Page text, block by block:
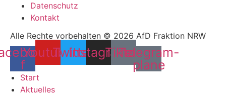
Datenschutz
Kontakt
Alle Rechte vorbehalten © 2026 AfD Fraktion NRW
f
YoutubeTwitter
Instagram
Tiktok
Telegram-
plane
Start
Aktuelles